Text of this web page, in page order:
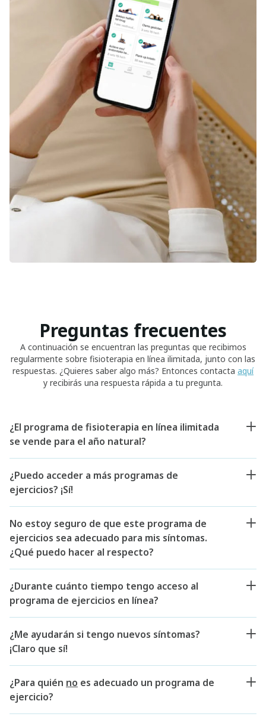
Preguntas frecuentes
A continuación se encuentran las preguntas que recibimos
regularmente sobre fisioterapia en línea ilimitada, junto con las
respuestas. ¿Quieres saber algo más? Entonces contacta aquí
y recibirás una respuesta rápida a tu pregunta.
¿El programa de fisioterapia en línea ilimitada
se vende para el año natural?
¿Puedo acceder a más programas de
ejercicios? ¡Sí!
No estoy seguro de que este programa de
ejercicios sea adecuado para mis síntomas.
¿Qué puedo hacer al respecto?
¿Durante cuánto tiempo tengo acceso al
programa de ejercicios en línea?
¿Me ayudarán si tengo nuevos síntomas?
¡Claro que sí!
¿Para quién no es adecuado un programa de
ejercicio?